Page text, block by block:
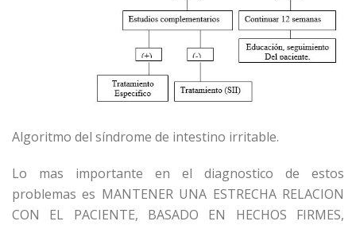
Algoritmo del síndrome de intestino irritable.
Lo mas importante en el diagnostico de estos
problemas es MANTENER UNA ESTRECHA RELACION
CON EL PACIENTE, BASADO EN HECHOS FIRMES,